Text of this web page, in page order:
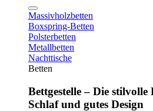
Massivholzbetten
Boxspring-Betten
Polsterbetten
Metallbetten
Nachttische
Betten
Bettgestelle – Die stilvolle
Schlaf und gutes Design